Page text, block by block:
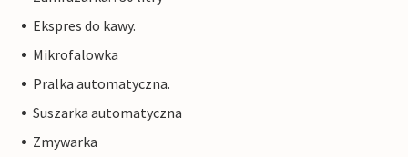
Ekspres do kawy.
Mikrofalowka
Pralka automatyczna.
Suszarka automatyczna
Zmywarka